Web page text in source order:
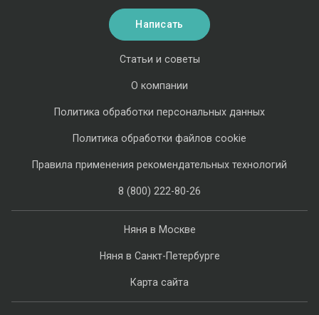
Няня в Москве
Няня в Санкт-Петербурге
Карта сайта
Статьи и советы
О компании
Политика обработки персональных данных
Политика обработки файлов cookie
Правила применения рекомендательных технологий
8 (800) 222-80-26
Написать